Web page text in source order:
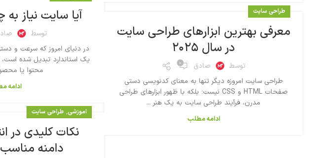
آیا سایت نیاز به
توسط
در دنیای امروز که سرعت و
یک استاندارد تبدیل شده است،
محتوا یا
ادامه
طراحی سایت
معرفی بهترین ابزارهای طراحی سایت
در سال ۲۰۲۵
توسط صادق ۰
طراحی سایت امروزه دیگر تنها به معنای کدنویسی دستی
صفحات HTML و CSS نیست؛ بلکه با ظهور ابزارهای طراحی
مدرن، فرآیند طراحی سایت به یک هنر ...
ادامه مطلب
اموزشی, طراحی سایت
نکات کلیدی در
دامنه